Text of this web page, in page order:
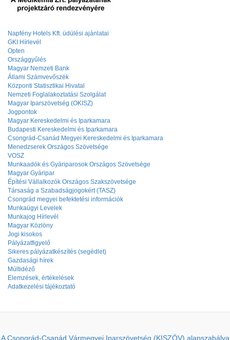
Napfény Hotels Kft. üdülési ajánlatai
GKI Hírlevél
Opten
Országgyűlés
Magyar Nemzeti Bank
Állami Számvevőszék
Központi Statisztikai Hivatal
Nemzeti Foglalakoztatási Szolgálat
Magyar Iparszövetség (OKISZ)
Jogpontok
Magyar Kereskedelmi és Iparkamara
Budapesti Kereskedelmi és Iparkamara
Csongrád-Csanád Megyei Kereskedelmi és Iparkamara
Menedzserek Országos Szövetsége
VOSZ
Munkaadók és Gyáriparosok Országos Szövetsége
Magyar Gyáripar
Építési Vállalkozók Országos Szakszövetsége
Társaság a Szabadságjogokért (TASZ)
Csongrád megyei befektetési információk
Munkaügyi Levelek
Munkajog Hírlevél
Magyar Közlöny
Jogi kisokos
Pályázatfigyelő
Sikeres pályázatkészítés (segédlet)
Gazdasági hírek
Múltidéző
Elemzések, értékelések
Adatkezelési tájékoztató
A Csongrád-Csanád Vármegyei Iparszövetség (KISZÖV) alapszabálya